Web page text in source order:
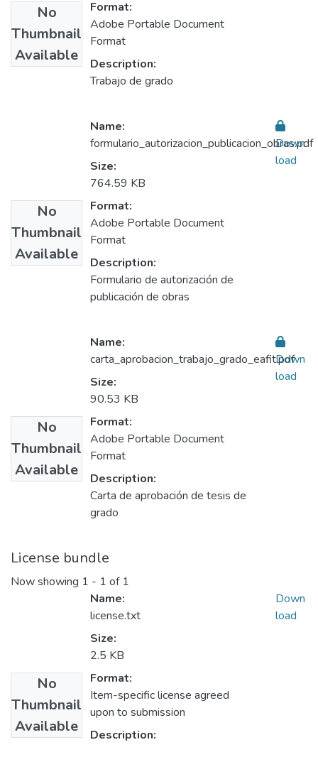
No
Thumbnail
Available
Format:
Adobe Portable Document
Format
Description:
Trabajo de grado
No
Thumbnail
Available
Name:
formulario_autorizacion_publicacion_obras.pdf
Size:
764.59 KB
Format:
Adobe Portable Document
Format
Description:
Formulario de autorización de
publicación de obras
Down
load
No
Thumbnail
Available
Name:
carta_aprobacion_trabajo_grado_eafit.pdf
Size:
90.53 KB
Format:
Adobe Portable Document
Format
Description:
Carta de aprobación de tesis de
grado
Down
load
License bundle
Now showing 1 - 1 of 1
No
Thumbnail
Available
Name:
license.txt
Size:
2.5 KB
Format:
Item-specific license agreed
upon to submission
Description:
Down
load